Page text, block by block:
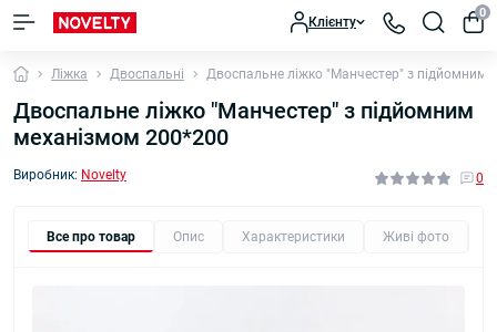
Клієнту
0
Ліжка Двоспальні Двоспальне ліжко "Манчестер" з підйомним
Двоспальне ліжко "Манчестер" з підйомним
механізмом 200*200
Виробник: Novelty 0
Все про товар Опис Характеристики Живі фото